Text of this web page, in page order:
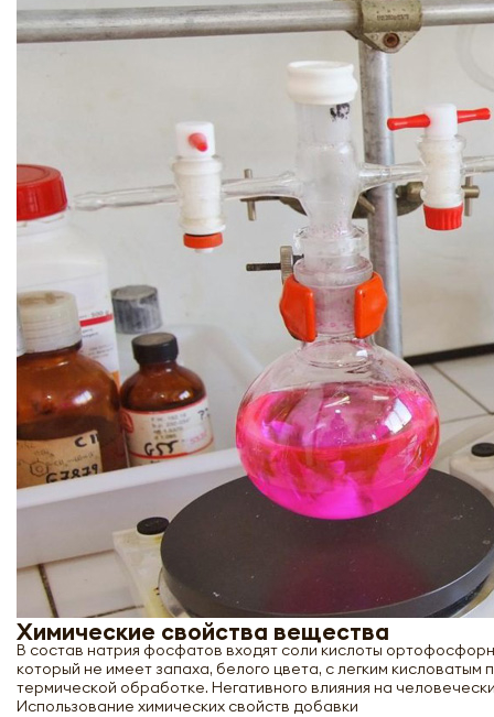
Химические свойства вещества
В состав натрия фосфатов входят соли кислоты
который не имеет запаха, белого цвета, с легким
термической обработке. Негативного влияния на
Использование химических свойств добавки